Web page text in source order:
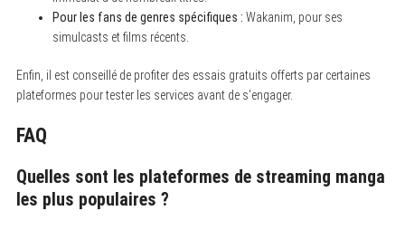
Pour les fans de genres spécifiques : Wakanim, pour ses
simulcasts et films récents.
Enfin, il est conseillé de profiter des essais gratuits offerts par certaines
plateformes pour tester les services avant de s’engager.
FAQ
Quelles sont les plateformes de streaming manga
les plus populaires ?